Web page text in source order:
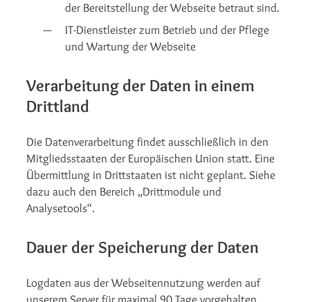
der Bereitstellung der Webseite betraut sind.
IT-Dienstleister zum Betrieb und der Pflege
und Wartung der Webseite
Verarbeitung der Daten in einem
Drittland
Die Datenverarbeitung findet ausschließlich in den
Mitgliedsstaaten der Europäischen Union statt. Eine
Übermittlung in Drittstaaten ist nicht geplant. Siehe
dazu auch den Bereich „Drittmodule und
Analysetools“.
Dauer der Speicherung der Daten
Logdaten aus der Webseitennutzung werden auf
unserem Server für maximal 90 Tage vorgehalten.